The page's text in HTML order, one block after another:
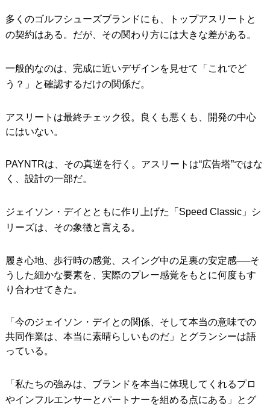
多くのゴルフシューズブランドにも、トップアスリートと
の契約はある。だが、その関わり方には大きな差がある。
一般的なのは、完成に近いデザインを見せて「これでど
う？」と確認するだけの関係だ。
アスリートは最終チェック役。良くも悪くも、開発の中心
にはいない。
PAYNTRは、その真逆を行く。アスリートは“広告塔”ではな
く、設計の一部だ。
ジェイソン・デイとともに作り上げた「Speed Classic」シ
リーズは、その象徴と言える。
履き心地、歩行時の感覚、スイング中の足裏の安定感──そ
うした細かな要素を、実際のプレー感覚をもとに何度もす
り合わせてきた。
「今のジェイソン・デイとの関係、そして本当の意味での
共同作業は、本当に素晴らしいものだ」とグランシーは語
っている。
「私たちの強みは、ブランドを本当に体現してくれるプロ
やインフルエンサーとパートナーを組める点にある」とグ